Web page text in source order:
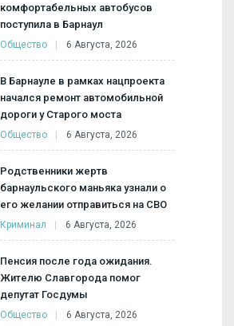
комфортабельных автобусов
поступила в Барнаул
Общество 6 Августа, 2026
В Барнауле в рамках нацпроекта
начался ремонт автомобильной
дороги у Старого моста
Общество 6 Августа, 2026
Родственники жертв
барнаульского маньяка узнали о
его желании отправиться на СВО
Криминал 6 Августа, 2026
Пенсия после года ожидания.
Жителю Славгорода помог
депутат Госдумы
Общество 6 Августа, 2026